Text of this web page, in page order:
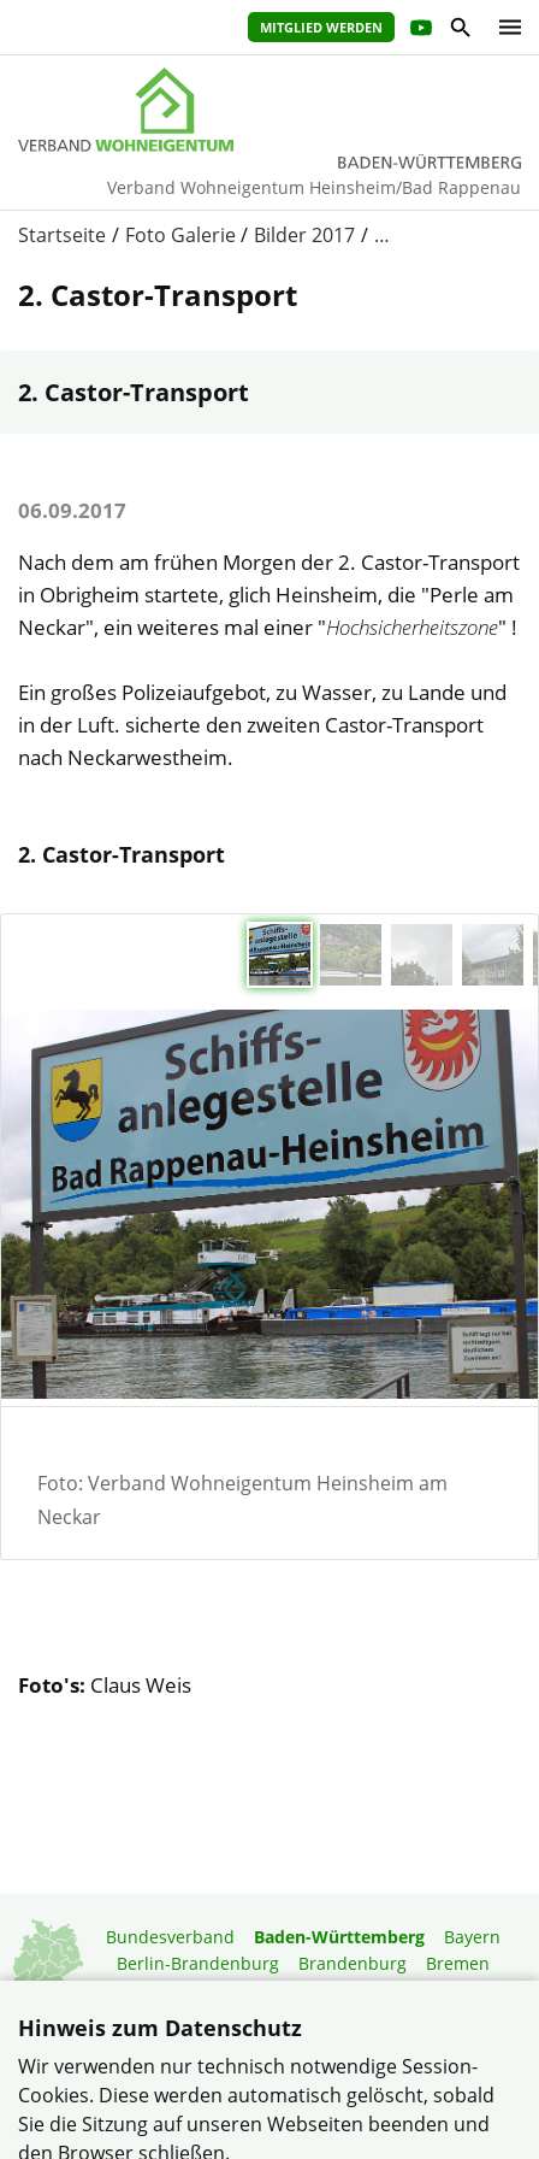
MITGLIED WERDEN
Verband Wohneigentum Heinsheim/Bad Rappenau
Startseite Foto Galerie Bilder 2017 …
2. Castor-Transport
2. Castor-Transport
06.09.2017
Nach dem am frühen Morgen der 2. Castor-Transport
in Obrigheim startete, glich Heinsheim, die "Perle am
Neckar", ein weiteres mal einer "Hochsicherheitszone" !
Ein großes Polizeiaufgebot, zu Wasser, zu Lande und
in der Luft. sicherte den zweiten Castor-Transport
nach Neckarwestheim.
2. Castor-Transport
Foto: Verband Wohneigentum Heinsheim am
Neckar
Foto's: Claus Weis
Bundesverband Baden-Württemberg
Bayern
Berlin-Brandenburg
Brandenburg
Bremen
Niedersachsen
Rheinland-Pfalz
Saarland
Sachsen-Anhalt
Schleswig-Holstein
Thüringen
Mitgliedermagazin
Gartenberatung
Hinweis zum Datenschutz
Wir verwenden nur technisch notwendige Session-
Cookies. Diese werden automatisch gelöscht, sobald
Sie die Sitzung auf unseren Webseiten beenden und
den Browser schließen.